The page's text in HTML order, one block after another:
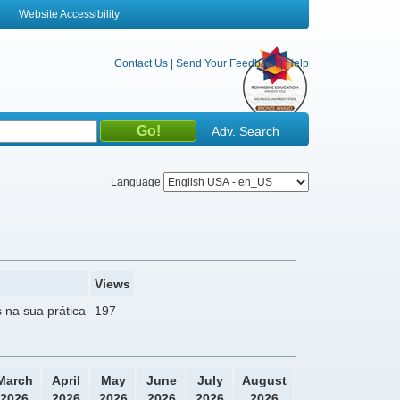
Website Accessibility
Contact Us Send Your Feedback |Help
Language
Adv. Search
Views
na sua prática
197
April
May
June
July
August